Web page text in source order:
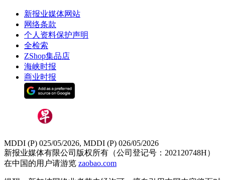
新报业媒体网站
网络条款
个人资料保护声明
全检索
ZShop集品店
海峡时报
商业时报
MDDI (P) 025/05/2026, MDDI (P) 026/05/2026
新报业媒体有限公司版权所有（公司登记号：202120748H）
在中国的用户请游览 zaobao.com